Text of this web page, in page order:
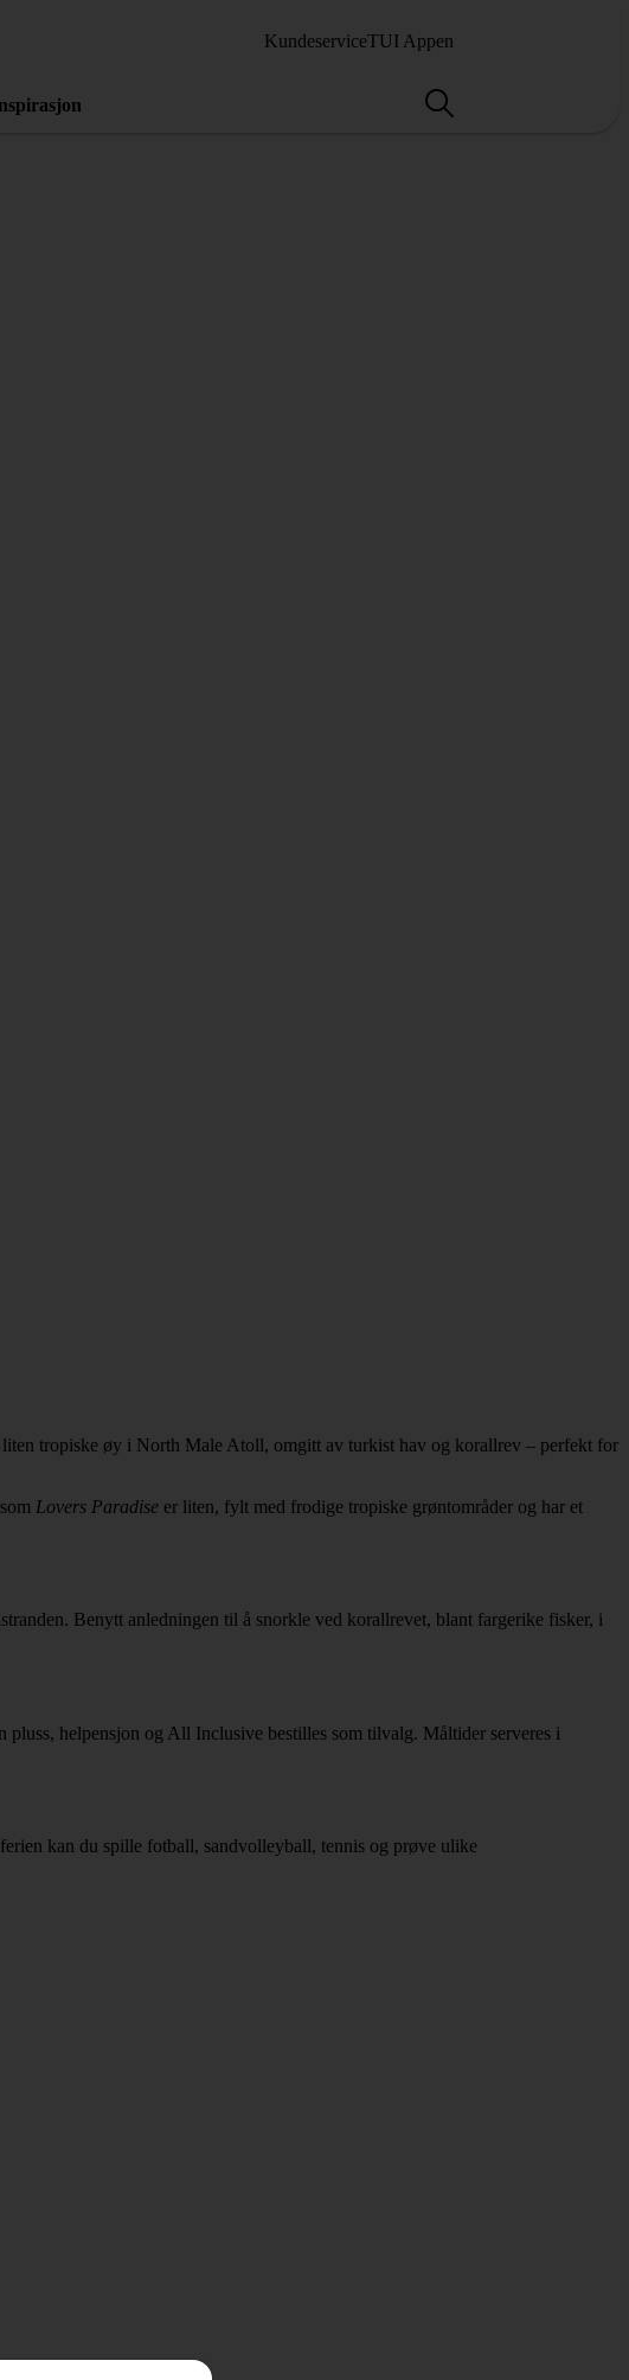
KundeserviceTUI Appen
tropiske øy i North Male Atoll, omgitt av turkist hav og korallrev – perfekt for
Lovers Paradise er liten, fylt med frodige tropiske grøntområder og har et
Benytt anledningen til å snorkle ved korallrevet, blant fargerike fisker, i
helpensjon og All Inclusive bestilles som tilvalg. Måltider serveres i
kan du spille fotball, sandvolleyball, tennis og prøve ulike